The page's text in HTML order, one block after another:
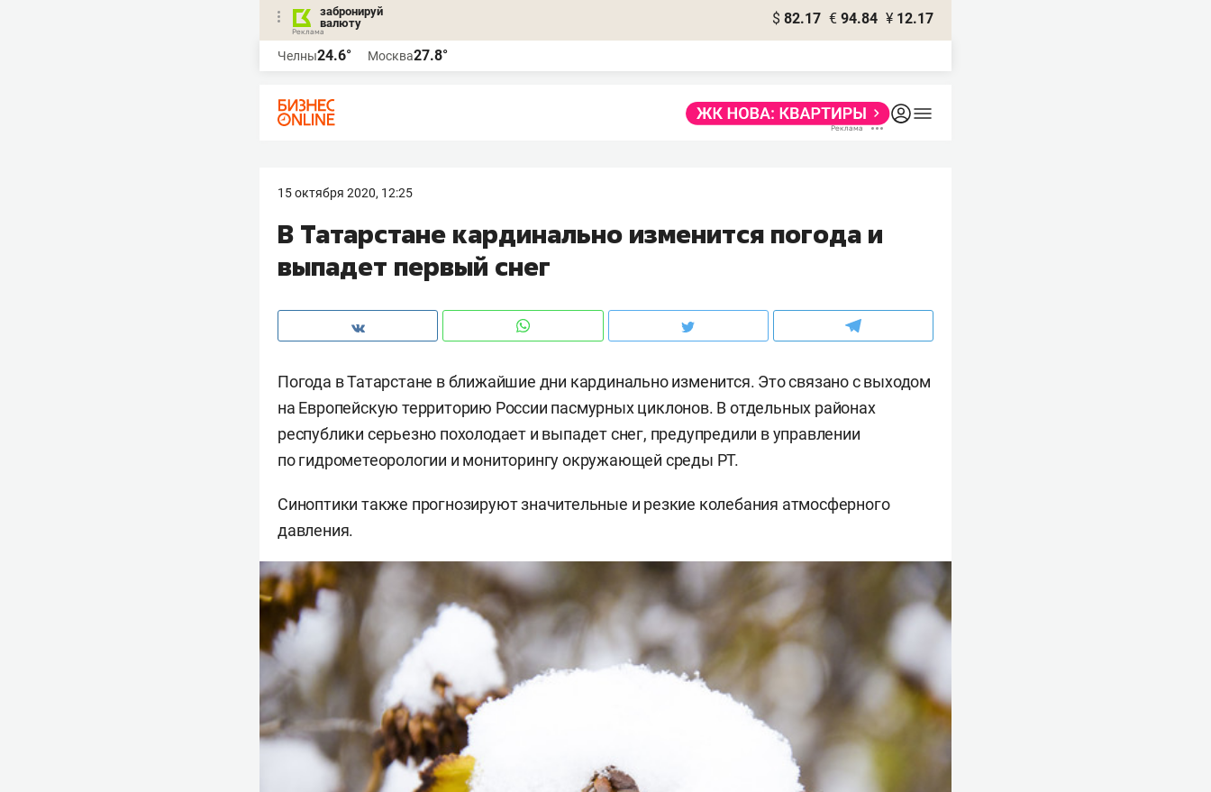
забронируй
валюту
$ 82.17 € 94.84 ¥ 12.17
Челны24.6° Москва27.8°
15 октября 2020, 12:25
В Татарстане кардинально изменится погода и
выпадет первый снег
Погода в Татарстане в ближайшие дни кардинально изменится. Это связано с выходом
на Европейскую территорию России пасмурных циклонов. В отдельных районах
республики серьезно похолодает и выпадет снег, предупредили в управлении
по гидрометеорологии и мониторингу окружающей среды РТ.
Синоптики также прогнозируют значительные и резкие колебания атмосферного
давления.